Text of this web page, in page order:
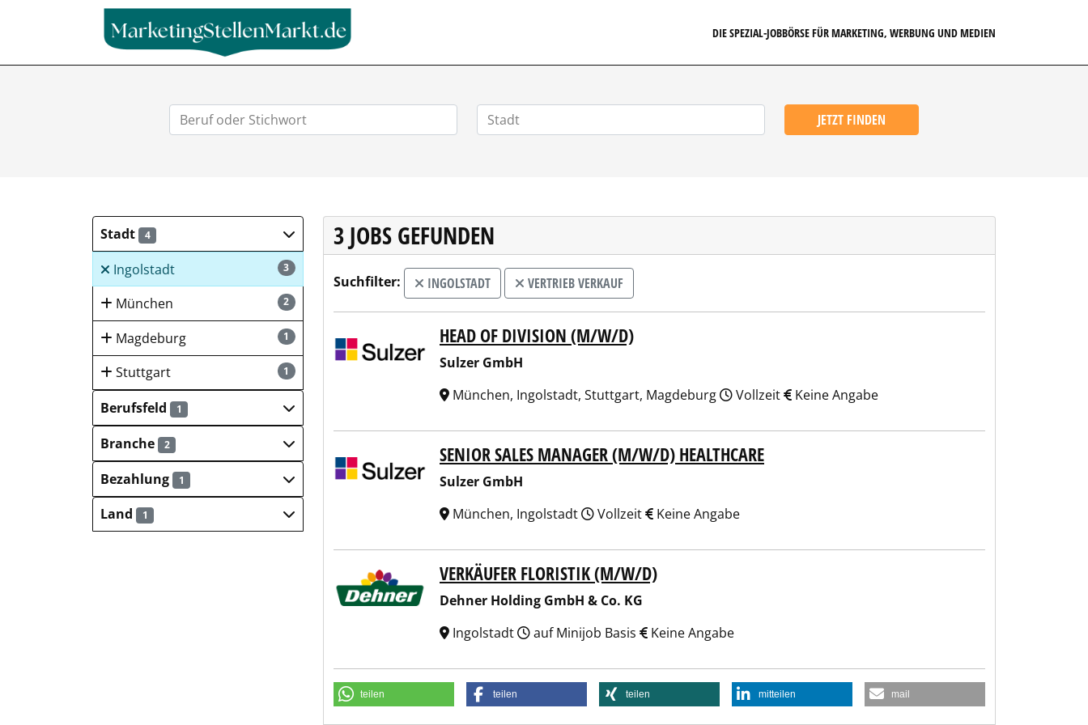
DIE SPEZIAL-JOBBÖRSE FÜR MARKETING, WERBUNG UND MEDIEN
JETZT FINDEN
Stadt 4
3
Ingolstadt
2
München
1
Magdeburg
1
Stuttgart
Berufsfeld
1
Branche 2
Bezahlung 1
Land 1
3 JOBS GEFUNDEN
Suchfilter: INGOLSTADT VERTRIEB VERKAUF
Sulzer GmbH HEAD OF DIVISION (M/W/D)
Sulzer GmbH
München, Ingolstadt, Stuttgart, Magdeburg
Vollzeit Keine Angabe
Sulzer GmbH SENIOR SALES MANAGER (M/W/D) HEALTHCARE
Sulzer GmbH
München, Ingolstadt
Vollzeit Keine Angabe
Dehner Holding GmbH & Co. KGVERKÄUFER FLORISTIK (M/W/D)
Dehner Holding GmbH & Co. KG
Ingolstadt
auf Minijob Basis Keine Angabe
teilen teilen teilen mitteilen mail